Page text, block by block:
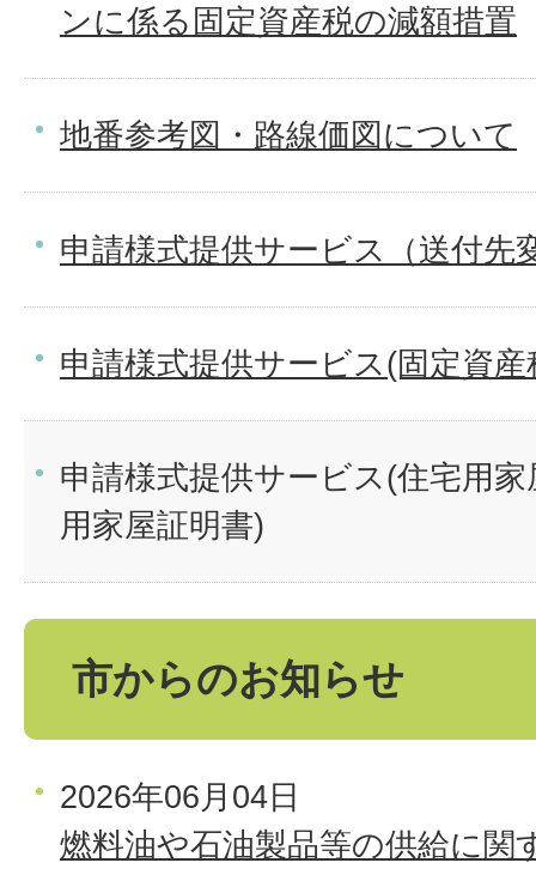
ンに係る固定資産税の減額措置
地番参考図・路線価図について
申請様式提供サービス（送付先
申請様式提供サービス(固定資
申請様式提供サービス(住宅用
用家屋証明書)
市からのお知らせ
2026年06月04日
燃料油や石油製品等の供給に関